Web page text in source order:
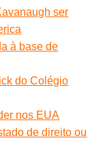
ser
à base de
do Colégio
nos EUA
de direito ou